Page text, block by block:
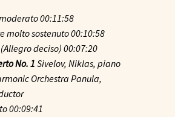
00:11:58
molto sostenuto 00:10:58
deciso) 00:07:20
No. 1 Sivelov, Niklas, piano
Orchestra Panula,
00:09:41